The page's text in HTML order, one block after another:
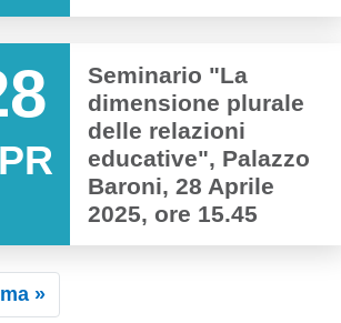
Seminario "La
dimensione plurale
delle relazioni
educative", Palazzo
Baroni, 28 Aprile
2025, ore 15.45
successiva
»Ultima pagina